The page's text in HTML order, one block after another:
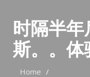
时隔半
斯。。体
Home